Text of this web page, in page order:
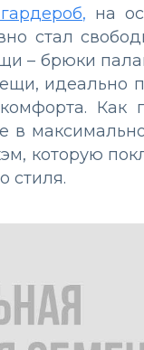
на
стал
– брюки
идеально
Как
в
которую
стиля.